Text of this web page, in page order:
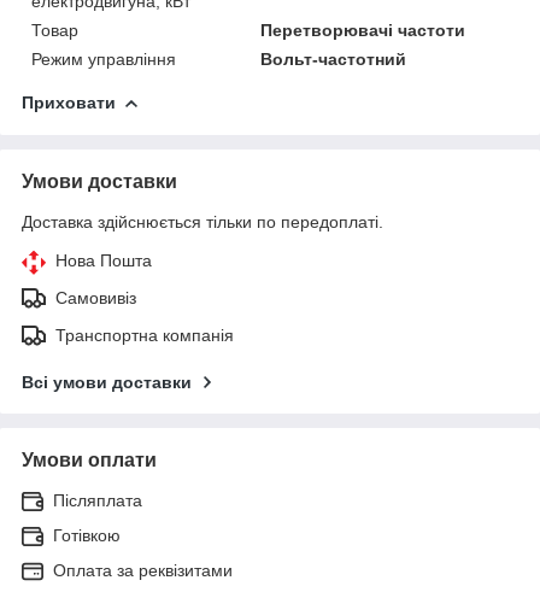
Товар
Перетворювачі частоти
Режим управління
Вольт-частотний
Приховати
Умови доставки
Доставка здійснюється тільки по передоплаті.
Нова Пошта
Самовивіз
Транспортна компанія
Всі умови доставки
Умови оплати
Післяплата
Готівкою
Оплата за реквізитами